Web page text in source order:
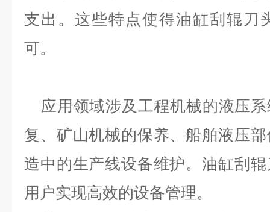
支出。这些特点使得油缸刮辊刀
可。
应用领域涉及工程机械的液压
复、矿山机械的保养、船舶液压
造中的生产线设备维护。油缸刮
用户实现高效的设备管理。